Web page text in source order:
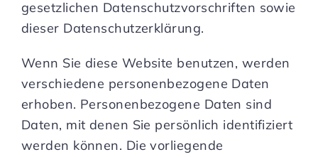
gesetzlichen Datenschutzvorschriften sowie
dieser Datenschutzerklärung.
Wenn Sie diese Website benutzen, werden
verschiedene personenbezogene Daten
erhoben. Personenbezogene Daten sind
Daten, mit denen Sie persönlich identifiziert
werden können. Die vorliegende